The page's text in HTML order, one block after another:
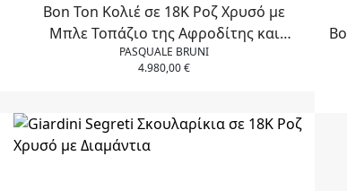
Bon Ton Κολιέ σε 18Κ Ροζ Χρυσό με
Μπλε Τοπάζιο της Αφροδίτης και
Διαμάντια
PASQUALE BRUNI
4.980,00€